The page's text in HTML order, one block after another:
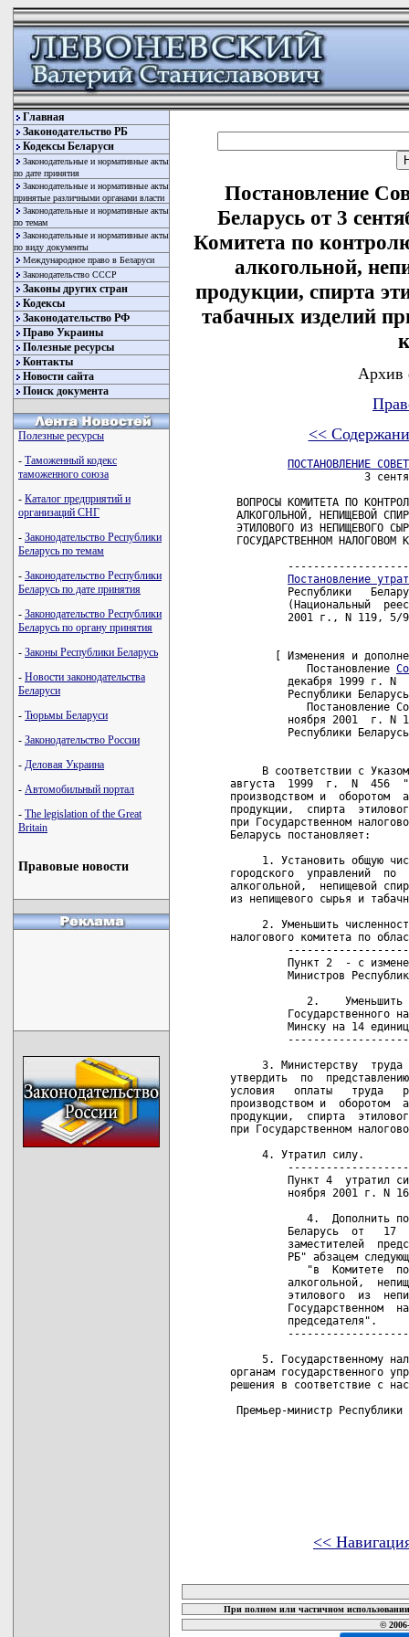
Главная
Законодательство РБ
Кодексы Беларуси
Законодательные и нормативные акты
по дате принятия
Законодательные и нормативные акты
принятые различными органами власти
Законодательные и нормативные акты
по темам
Законодательные и нормативные акты
по виду документы
Международное право в Беларуси
Законодательство СССР
Законы других стран
Кодексы
Законодательство РФ
Право Украины
Полезные ресурсы
Контакты
Новости сайта
Поиск документа
Полезные ресурсы
- Таможенный кодекс
таможенного союза
- Каталог предприятий и
организаций СНГ
- Законодательство Республики
Беларусь по темам
- Законодательство Республики
Беларусь по дате принятия
- Законодательство Республики
Беларусь по органу принятия
- Законы Республики Беларусь
- Новости законодательства
Беларуси
- Тюрьмы Беларуси
- Законодательство России
- Деловая Украина
- Автомобильный портал
- The legislation of the Great
Britain
Правовые новости
Постановление
Беларусь от 3
Комитета по
алкогольной,
продукции, спирта
табачных изделий
Архив
<<
ПОСТАНОВЛЕНИЕ
3
ВОПРОСЫ КОМИТЕТА ПО
АЛКОГОЛЬНОЙ, НЕПИЩЕВОЙ
ЭТИЛОВОГО ИЗ НЕПИЩЕВОГО
ГОСУДАРСТВЕННОМ НАЛОГОВОМ
Постановление
Республики
(Национальный
2001 г., N 119,
[ Изменения и
            Постановление
декабря 1999 г. N
Республики
Постановление
ноября 2001  г. N
Республики
В соответствии с
августа  1999  г.  N  456
производством и  оборотом
продукции,  спирта
при Государственном
Беларусь постановляет:
1. Установить общую
городского  управлений  по
алкогольной,  непищевой
из непищевого сырья и
2. Уменьшить
налогового комитета по
Пункт 2  - с
Министров
2.    Уменьшить
Государственного
Минску на 14
3. Министерству  труда
утвердить  по
условия   оплаты   труда
производством и  оборотом
продукции,  спирта
при Государственном
     4. Утратил силу.
Пункт 4  утратил
ноября 2001 г. N
4.  Дополнить
Беларусь  от   17
заместителей
РБ" абзацем
"в  Комитете
алкогольной,
этилового  из
Государственном
         председателя".
5. Государственному
органам государственного
решения в соответствие с
Премьер-министр
<<
При полном или частичном
©